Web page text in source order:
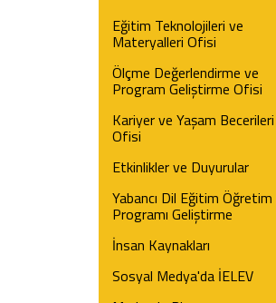
Eğitim Teknolojileri ve
Materyalleri Ofisi
Ölçme Değerlendirme ve
Program Geliştirme Ofisi
Kariyer ve Yaşam Becerileri
Ofisi
Etkinlikler ve Duyurular
Yabancı Dil Eğitim Öğretim
Programı Geliştirme
İnsan Kaynakları
Sosyal Medya'da İELEV